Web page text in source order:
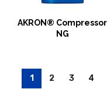
AKRON® Compressor
NG
1 2 3 4